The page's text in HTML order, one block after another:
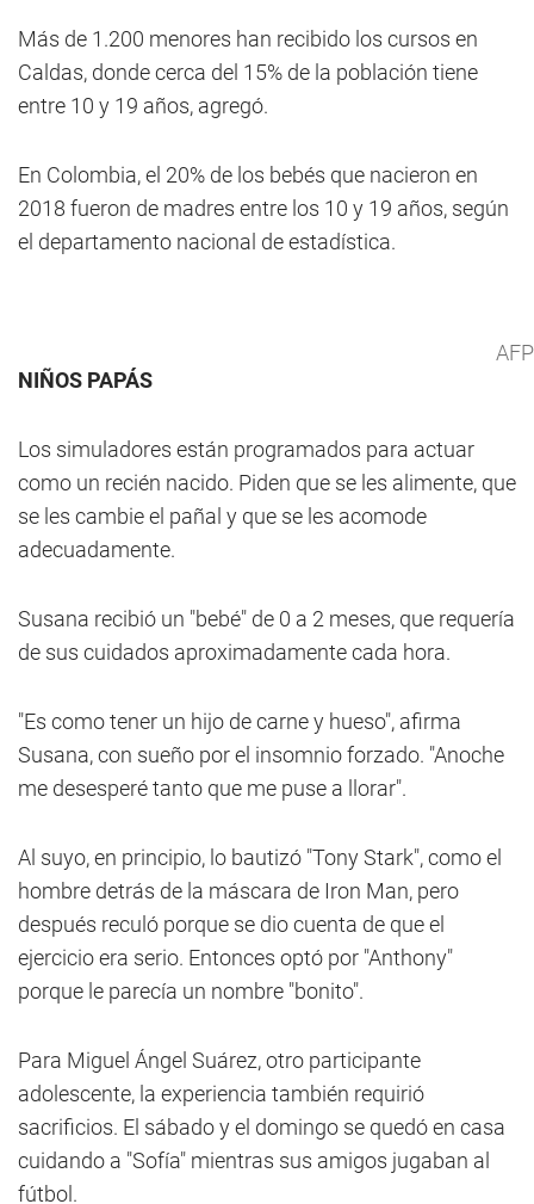
Más de 1.200 menores han recibido los cursos en
Caldas, donde cerca del 15% de la población tiene
entre 10 y 19 años, agregó.
En Colombia, el 20% de los bebés que nacieron en
2018 fueron de madres entre los 10 y 19 años, según
el departamento nacional de estadística.
AFP
NIÑOS PAPÁS
Los simuladores están programados para actuar
como un recién nacido. Piden que se les alimente, que
se les cambie el pañal y que se les acomode
adecuadamente.
Susana recibió un "bebé" de 0 a 2 meses, que requería
de sus cuidados aproximadamente cada hora.
"Es como tener un hijo de carne y hueso", afirma
Susana, con sueño por el insomnio forzado. "Anoche
me desesperé tanto que me puse a llorar".
Al suyo, en principio, lo bautizó "Tony Stark", como el
hombre detrás de la máscara de Iron Man, pero
después reculó porque se dio cuenta de que el
ejercicio era serio. Entonces optó por "Anthony"
porque le parecía un nombre "bonito".
Para Miguel Ángel Suárez, otro participante
adolescente, la experiencia también requirió
sacrificios. El sábado y el domingo se quedó en casa
cuidando a "Sofía" mientras sus amigos jugaban al
fútbol.